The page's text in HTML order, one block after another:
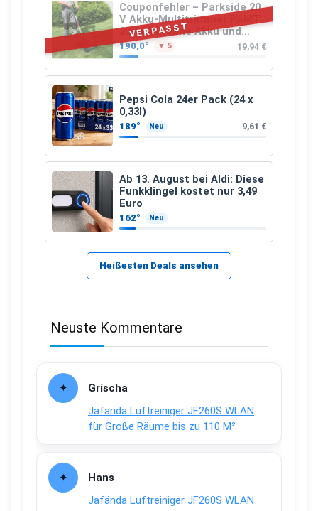
VERPASST
Couponfehler – Parkside 20
V Akku-Multitrimmer PAMT
20-Li A1 (ohne Akku und
Ladegerät)
190,0° ▼ 5 19,94 €
Pepsi Cola 24er Pack (24 x
0,33l)
189° Neu 9,61 €
Ab 13. August bei Aldi: Diese
Funkklingel kostet nur 3,49
Euro
162° Neu
Heißesten Deals ansehen
Neuste Kommentare
Grischa
Jafända Luftreiniger JF260S WLAN
für Große Räume bis zu 110 M²
Hans
Jafända Luftreiniger JF260S WLAN